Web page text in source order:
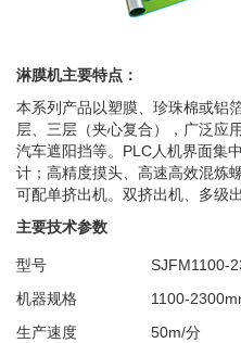
淋膜机主要特点：
本系列产品以塑膜、珍珠棉或铝
层、三层（夹心复合），广泛应
汽车遮阳挡等。PLC人机界面集
计；高精度摸头、高速高效混炼
可配单挤出机。双挤出机、多级
主要技术参数
型号
SJFM1100-
机器规格
1100-
生产速度
50m/分